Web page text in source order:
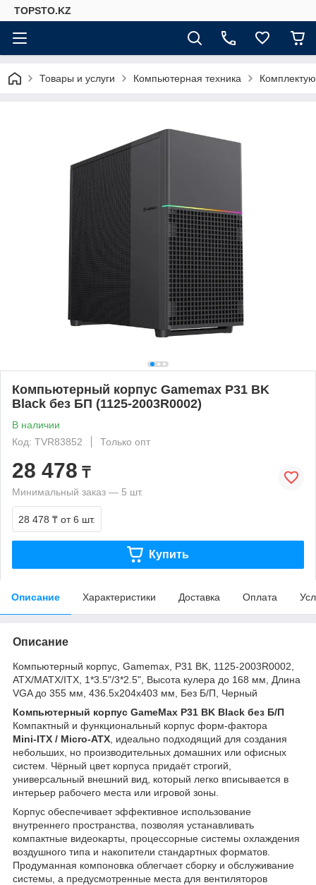
TOPSTO.KZ
Товары и услуги Компьютерная техника
Компьютерный корпус Gamemax P31 BK
Black без БП (1125-2003R0002)
В наличии
Код: TVR83852
Только опт
28 478 ₸
Минимальный заказ — 5 шт.
28 478 ₸ от 6 шт.
Купить
Описание Характеристики Доставка Оплата
Описание
Компьютерный корпус, Gamemax, P31 BK, 1125-2003R0002,
ATX/MATX/ITX, 1*3.5"/3*2.5", Высота кулера до 168 мм, Длина
VGA до 355 мм, 436.5x204x403 мм, Без Б/П, Черный
Компьютерный корпус GameMax P31 BK Black без Б/П
Компактный и функциональный корпус форм‑фактора
Mini‑ITX / Micro‑ATX , идеально подходящий для создания
небольших, но производительных домашних или офисных
систем. Чёрный цвет корпуса придаёт строгий,
универсальный внешний вид, который легко вписывается в
интерьер рабочего места или игровой зоны.
Корпус обеспечивает эффективное использование
внутреннего пространства, позволяя устанавливать
компактные видеокарты, процессорные системы охлаждения
воздушного типа и накопители стандартных форматов.
Продуманная компоновка облегчает сборку и обслуживание
системы, а предусмотренные места для вентиляторов